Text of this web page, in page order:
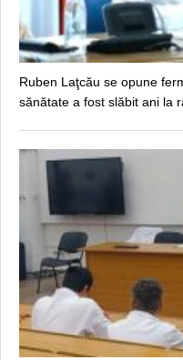
Ruben Laţcău se opune
sănătate a fost slăbit ani la